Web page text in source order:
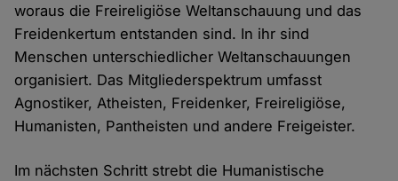
woraus die Freireligiöse Weltanschauung und das
Freidenkertum entstanden sind. In ihr sind
Menschen unterschiedlicher Weltanschauungen
organisiert. Das Mitgliederspektrum umfasst
Agnostiker, Atheisten, Freidenker, Freireligiöse,
Humanisten, Pantheisten und andere Freigeister.
Im nächsten Schritt strebt die Humanistische